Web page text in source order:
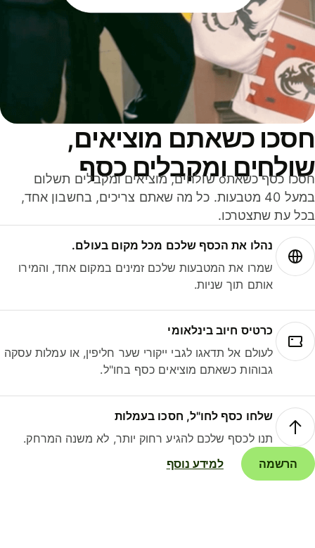
כשאתם מוציאים,
ומקבלים כסף
חסכו כסף כשאתo שולחים, מוציאים ומקבלים תשלום
במעל 40 מטבעות. כל מה שאתם צריכים, בחשבון אחד,
עת שתצטרכו.
נהלו את הכסף שלכם מכל מקום בעולם.
שמרו את המטבעות שלכם זמינים במקום אחד, והמירו
אותם תוך שניות.
כרטיס חיוב בינלאומי
לעולם אל תדאגו לגבי ייקורי שער חליפין, או עמלות עסקה
גבוהות כשאתם מוציאים כסף בחו"ל.
שלחו כסף לחו"ל, חסכו בעמלות
תנו לכסף שלכם להגיע רחוק יותר, לא משנה המרחק.
הרשמה
למידע נוסף